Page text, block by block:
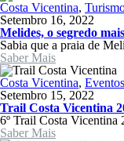
Costa Vicentina,
Setembro 16, 2022
Melides, o segredo
Sabia que a praia de
Saber Mais
Costa Vicentina, Eventos
Setembro 15, 2022
Trail Costa Vicentina
6º Trail Costa Vicentina
Saber Mais